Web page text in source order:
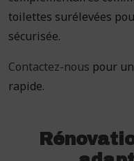
toilettes surélevées
sécurisée.
Contactez-nous pour
rapide.